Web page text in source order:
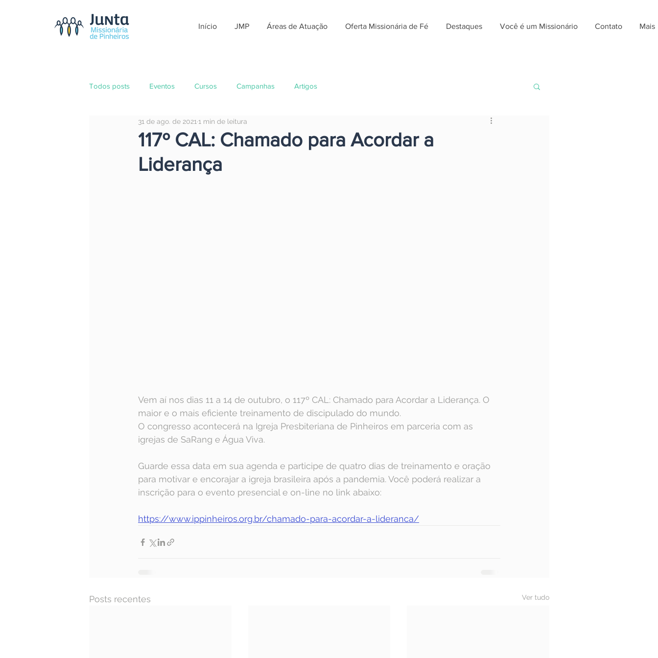
Início JMP Áreas de Atuação Oferta Missionária de Fé Destaques Você é um Missionário Contato Mais
Todos posts Eventos Cursos Campanhas Artigos
117º CAL: Chamado para Acordar a
Liderança
31 de ago. de 2021 1 min de leitura
Vem aí nos dias 11 a 14 de outubro, o 117º CAL: Chamado para Acordar a Liderança. O
maior e o mais eficiente treinamento de discipulado do mundo.
O congresso acontecerá na Igreja Presbiteriana de Pinheiros em parceria com as
igrejas de SaRang e Água Viva.
Guarde essa data em sua agenda e participe de quatro dias de treinamento e oração
para motivar e encorajar a igreja brasileira após a pandemia. Você poderá realizar a
inscrição para o evento presencial e on-line no link abaixo:
https://www.ippinheiros.org.br/chamado-para-acordar-a-lideranca/
Posts recentes Ver tudo